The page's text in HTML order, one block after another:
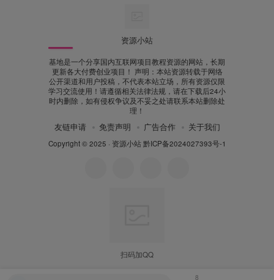
资源小站
基地是一个分享国内互联网项目教程资源的网站，长期
更新各大付费创业项目！ 声明：本站资源转载于网络
公开渠道和用户投稿，不代表本站立场，所有资源仅限
学习交流使用！请遵循相关法律法规，请在下载后24小
时内删除，如有侵权争议及不妥之处请联系本站删除处
理！
友链申请 免责声明 广告合作 关于我们
Copyright © 2025 · 资源小站 黔ICP备2024027393号-1
扫码加QQ
8